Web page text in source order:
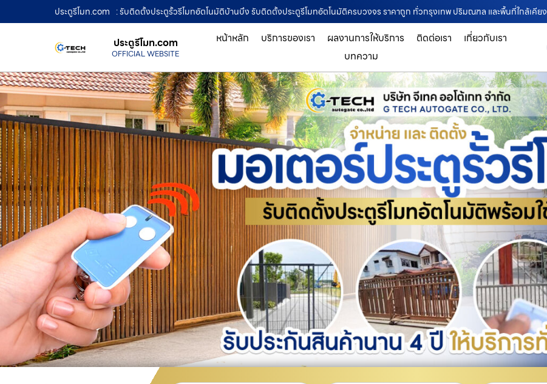
ประตูรีโมท.com : รับติดตั้งประตูรั้วรีโมทอัตโนมัติบ้านบึง รับติดตั้งประตูรีโมทอัตโนมัติครบวงจร ราคาถูก ทั่วกรุงเทพ ปริมณฑล และพื้นที่ใกล้เคียง
ประตูรีโมท.com
OFFICIAL WEBSITE
หน้าหลัก บริการของเรา ผลงานการให้บริการ ติดต่อเรา
เกี่ยวกับเรา
บทความ